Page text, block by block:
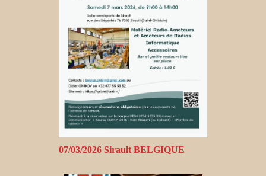
07/03/2026 Sirault BELGIQUE